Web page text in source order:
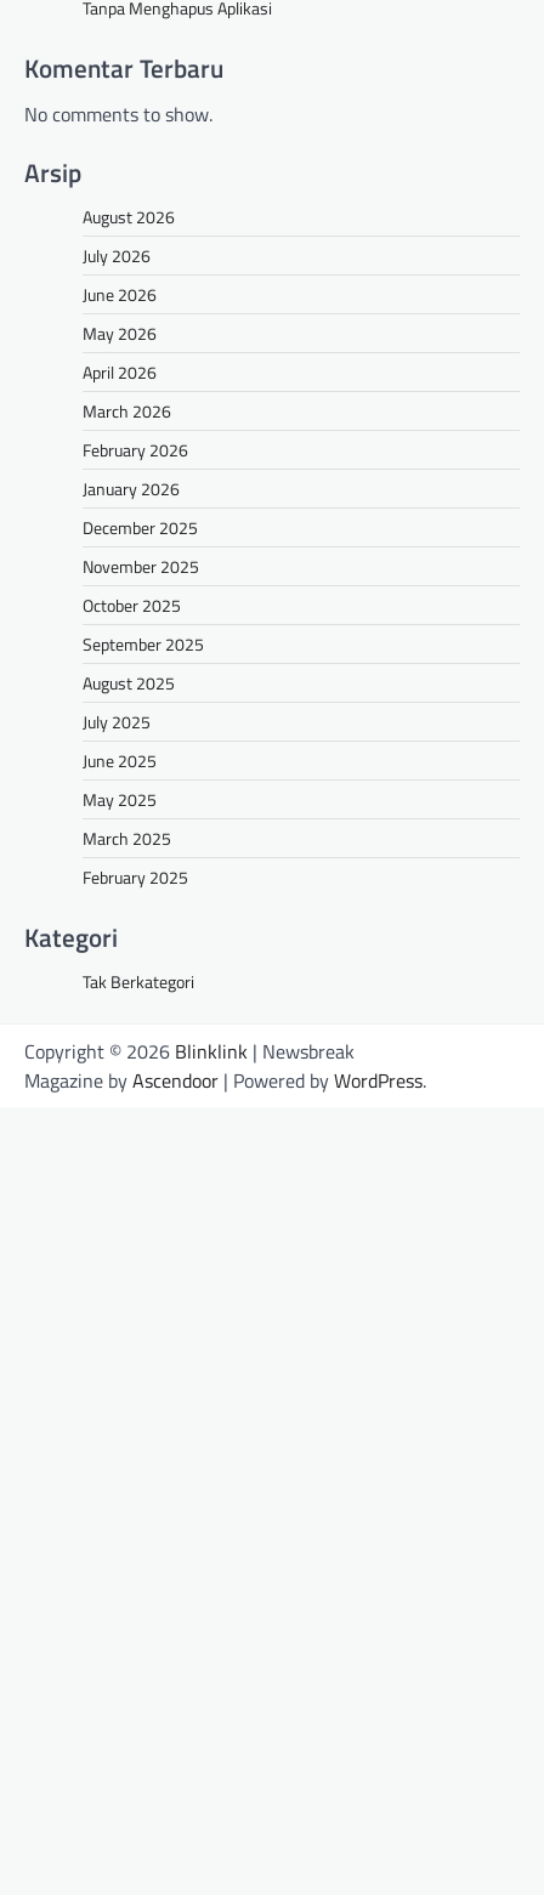
Tanpa Menghapus Aplikasi
Komentar Terbaru
No comments to show.
Arsip
August 2026
July 2026
June 2026
May 2026
April 2026
March 2026
February 2026
January 2026
December 2025
November 2025
October 2025
September 2025
August 2025
July 2025
June 2025
May 2025
March 2025
February 2025
Kategori
Tak Berkategori
Copyright © 2026 Blinklink | Newsbreak
Magazine byAscendoor | Powered byWordPress.